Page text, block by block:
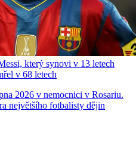
který synovi v 13 letech
v 68 letech
2026 v nemocnici v Rosariu.
největšího fotbalisty dějin